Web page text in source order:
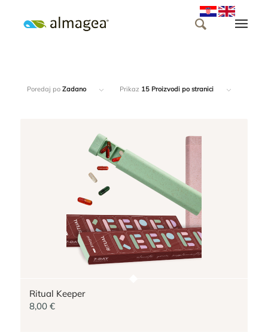
Poredaj po Zadano Prikaz 15 Proizvodi po stranici
Ritual Keeper
8,00 €